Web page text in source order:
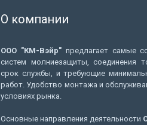
О компании
ООО "КМ-Вэйр"предлагает самые
систем молниезащиты, соединения
срок службы, и требующие
работ. Удобство монтажа и
условиях рынка.
Основные направления деятельности